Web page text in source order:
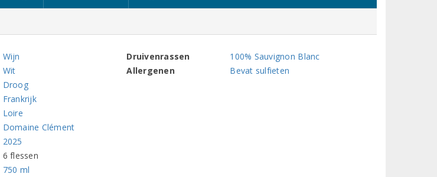
Wijn
Wit
Droog
Frankrijk
Loire
Domaine Clément
2025
6 flessen
750 ml
Druivenrassen
100% Sauvignon Blanc
Allergenen
Bevat sulfieten